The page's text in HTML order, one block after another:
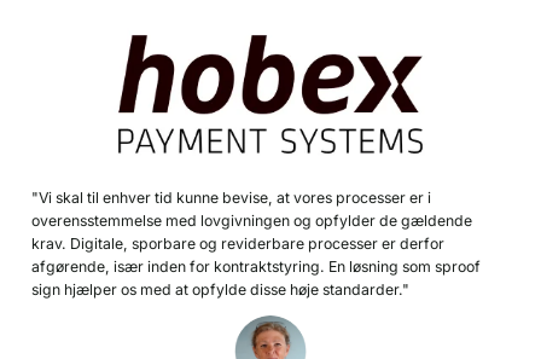
"Vi skal til enhver tid kunne bevise, at vores processer er i
overensstemmelse med lovgivningen og opfylder de gældende
krav. Digitale, sporbare og reviderbare processer er derfor
afgørende, især inden for kontraktstyring. En løsning som sproof
sign hjælper os med at opfylde disse høje standarder."